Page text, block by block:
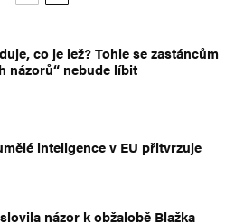
co je lež? Tohle se zastáncům
názorů“ nebude líbit
inteligence v EU přitvrzuje
názor k obžalobě Blažka